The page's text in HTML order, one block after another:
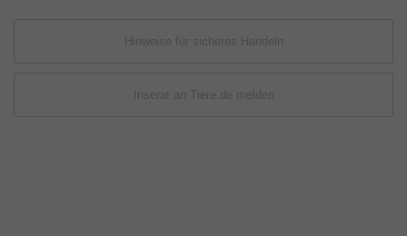
Hinweise für sicheres Handeln
Inserat an Tiere.de melden